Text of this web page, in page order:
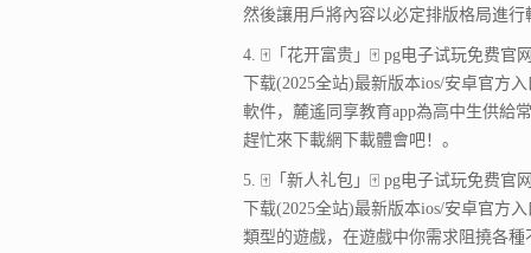
然後讓用戶將內容以必定排版格局進行
4. 🀄「花开富贵」🀄 pg电子试玩免费
下载(2025全站)最新版本ios/安卓官方
軟件，麓遙同享教育app為高中生供給
趕忙來下載網下載體會吧！。
5. 🀄「新人礼包」🀄 pg电子试玩免费
下载(2025全站)最新版本ios/安卓官方
類型的遊戲，在遊戲中你需求阻撓各